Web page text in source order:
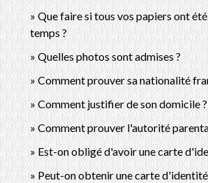
Que faire si tous vos papiers ont
temps ?
Quelles photos sont admises ?
Comment prouver sa nationalité
Comment justifier de son domicile ?
Comment prouver l'autorité
Est-on obligé d'avoir une carte
Peut-on obtenir une carte d'identité